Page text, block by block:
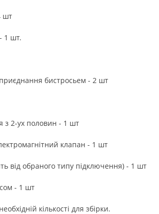
шт
1 шт.
бистросьем - 2 шт
з 2-ух половин - 1 шт
клапан - 1 шт
від обраного типу підключення) - 1 шт
- 1 шт
кількості для збірки.